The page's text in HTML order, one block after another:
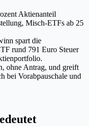
Aktienanteil
Misch-ETFs ab 25
spart die
rund 791 Euro Steuer
ohne Antrag, und greift
bei Vorabpauschale und